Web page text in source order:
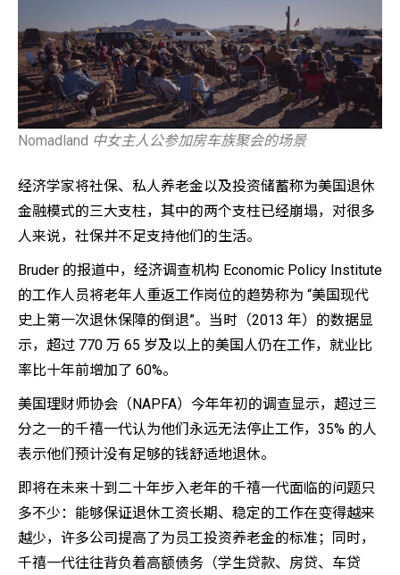
Nomadland 中女主人公参加房车族聚会的场景
经济学家将社保、私人养老金以及投资储蓄称为美国退休
金融模式的三大支柱，其中的两个支柱已经崩塌，对很多
人来说，社保并不足支持他们的生活。
Bruder 的报道中，经济调查机构 Economic Policy Institute
的工作人员将老年人重返工作岗位的趋势称为 “美国现代
史上第一次退休保障的倒退”。当时（2013 年）的数据显
示，超过 770 万 65 岁及以上的美国人仍在工作，就业比
率比十年前增加了 60%。
美国理财师协会（NAPFA）今年年初的调查显示，超过三
分之一的千禧一代认为他们永远无法停止工作，35% 的人
表示他们预计没有足够的钱舒适地退休。
即将在未来十到二十年步入老年的千禧一代面临的问题只
多不少：能够保证退休工资长期、稳定的工作在变得越来
越少，许多公司提高了为员工投资养老金的标准；同时，
千禧一代往往背负着高额债务（学生贷款、房贷、车贷